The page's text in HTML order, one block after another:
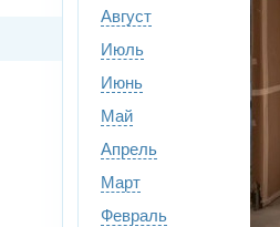
Август
Июль
Июнь
Май
Апрель
Март
Февраль